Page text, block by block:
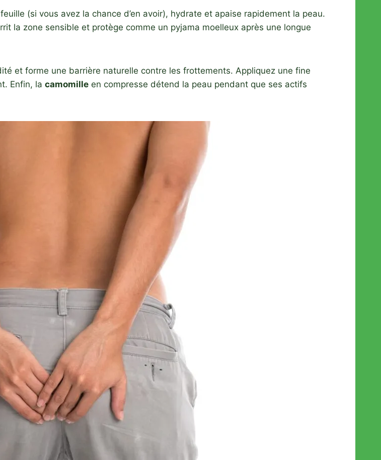
(si vous avez la chance d’en avoir), hydrate et apaise rapidement la peau.
la zone sensible et protège comme un pyjama moelleux après une longue
et forme une barrière naturelle contre les frottements. Appliquez une fine
Enfin, la camomille en compresse détend la peau pendant que ses actifs